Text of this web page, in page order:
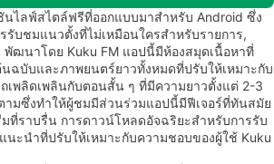
นไลฟ์สไตล์ฟรีที่ออกแบบมาสำหรับ Android ซึ่ง
บชมแนวตั้งที่ไม่เหมือนใครสำหรับรายการ,
ฒนาโดย Kuku FM แอปนี้มีห้องสมุดเนื้อหาที่
ฉบับและภาพยนตร์ยาวทั้งหมดที่ปรับให้เหมาะกับ
เพลิดเพลินกับตอนสั้น ๆ ที่มีความยาวตั้งแต่ 2-3
มซึ่งทำให้ผู้ชมมีส่วนร่วมแอปนี้มีฟีเจอร์ที่ทันสมัย
ที่ราบรื่น การดาวน์โหลดอัจฉริยะสำหรับการรับ
ะนำที่ปรับให้เหมาะกับความชอบของผู้ใช้ Kuku